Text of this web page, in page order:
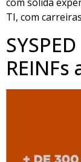
TI, com
REINFs